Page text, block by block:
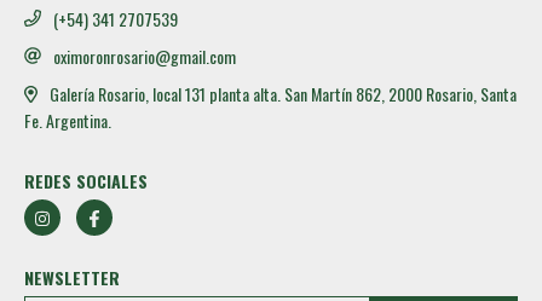
(+54) 341 2707539
oximoronrosario@gmail.com
Galería Rosario, local 131 planta alta. San Martín 862, 2000 Rosario, Santa
Fe. Argentina.
REDES SOCIALES
NEWSLETTER